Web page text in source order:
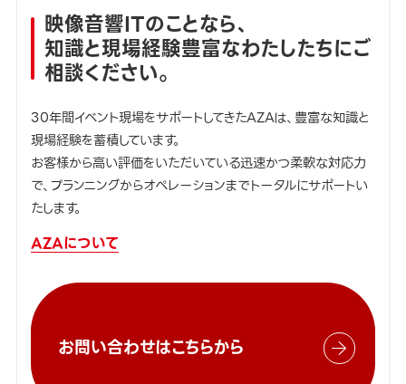
映像音響ITのことなら、
知識と現場経験豊富なわたしたちにご
相談ください。
30年間イベント現場をサポートしてきたAZAは、豊富な知識と
現場経験を蓄積しています。
お客様から高い評価をいただいている迅速かつ柔軟な対応力
で、プランニングからオペレーションまでトータルにサポートい
たします。
AZAについて
お問い合わせはこちらから